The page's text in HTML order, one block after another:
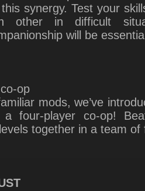
op
together in a team of
the occasion to impress